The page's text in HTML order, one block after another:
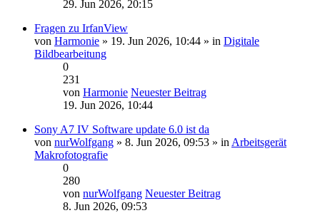
29. Jun 2026, 20:15
Fragen zu IrfanView
von Harmonie » 19. Jun 2026, 10:44 » in Digitale
Bildbearbeitung
0
231
von Harmonie Neuester Beitrag
19. Jun 2026, 10:44
Sony A7 IV Software update 6.0 ist da
von nurWolfgang » 8. Jun 2026, 09:53 » in Arbeitsgerät
Makrofotografie
0
280
von nurWolfgang Neuester Beitrag
8. Jun 2026, 09:53